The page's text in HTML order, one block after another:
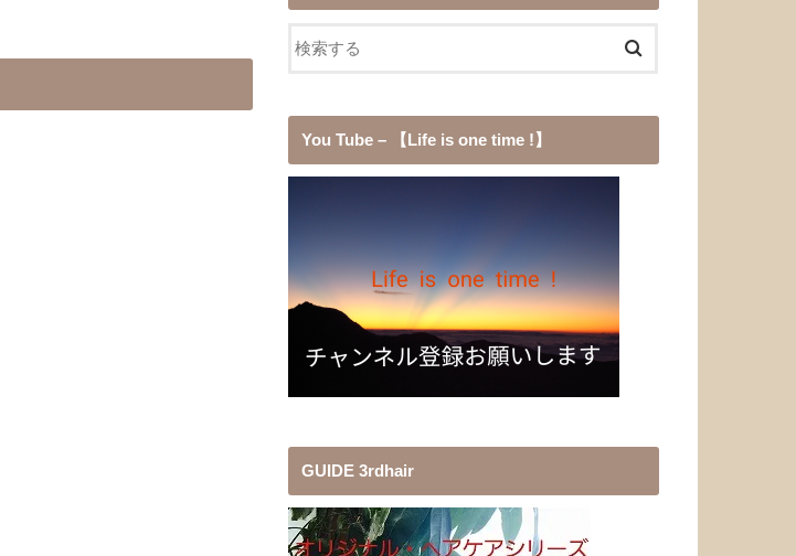
You Tube – 【Life is one time !】
GUIDE 3rdhair